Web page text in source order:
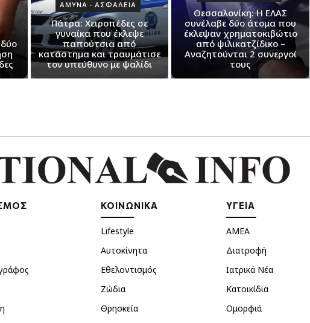
ΑΜΥΝΑ - ΑΣΦΑΛΕΙΑ
Πάτρα: Xειροπέδες σε
γυναίκα που έκλεψε
παπούτσια από
κατάστημα και τραυμάτισε
τον υπεύθυνο με ψαλίδι
Θεσσαλονίκη: H ΕΛΑΣ
συνέλαβε δύο άτομα που
έκλεψαν χρηματοκιβώτιο
από ψιλικατζίδικο –
Αναζητούνται 2 συνεργοί
τους
ΚΟΙΝΩΝΙΚΑ
Lifestyle
Αυτοκίνητα
Εθελοντισμός
Ζώδια
Θρησκεία
ΥΓΕΙΑ
ΑΜΕΑ
Διατροφή
Ιατρικά Νέα
Κατοικίδια
Ομορφιά